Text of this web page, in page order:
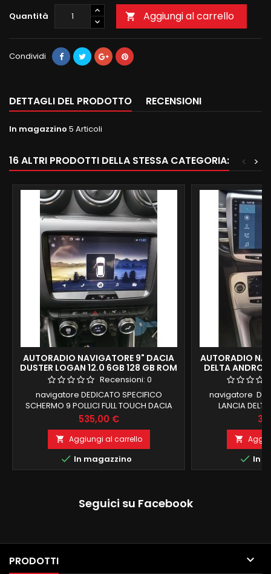
Quantità  Aggiungi al carrello
Condividi
DETTAGLI DEL PRODOTTO RECENSIONI
In magazzino 5 Articoli
16 ALTRI PRODOTTI DELLA STESSA CATEGORIA: >
<
AUTORADIO NAVIGATORE 9" DACIA
DUSTER LOGAN 12.0 6GB 128 GB ROM
CARPLAYRecensioni: 0
navigatore DEDICATO SPECIFICO
SCHERMO 9 POLLICI FULL TOUCH DACIA
DUSTER LOGAN DOKKER LODGY SANDERO
6 GB RAM 128 GB ROM RECUPERO CAMERA
SINGOLA E ANCHE CAMERE 360 ANDROID
12.0 CARPLAY INTEGRATO E ANDROID AUTO
DSP INTEGRATO FUNZIONE MIRRORLINK
COMPATIBILE MODULO DAB+WIFI
Prezzo
535,00 €
 Aggiungi al carrello
 In magazzino
AUTORADIO
DELTA
ROM
navigatore
LANCIA
ROM DSP
FUNZIONE
INTEGRATO

 In
Seguici su Facebook
PRODOTTI 